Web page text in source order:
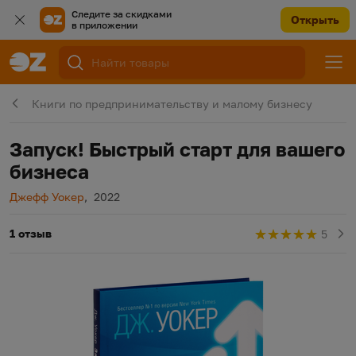
Следите за скидками
в приложении
Открыть
Книги по предпринимательству и малому бизнесу
Запуск! Быстрый старт для вашего
бизнеса
Автор
Джефф Уокер, Год издания
2022
1 отзыв 5